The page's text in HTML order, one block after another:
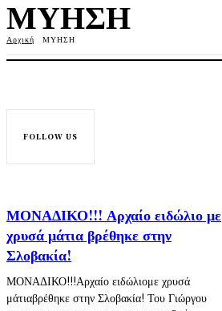
ΜΥΗΣΗ
Αρχική ΜΥΗΣΗ
ΜΟΝΑΔΙΚΟ!!! Αρχαίο ειδώλιο με
χρυσά μάτια βρέθηκε στην
Σλοβακία!
ΜΟΝΑΔΙΚΟ!!!Αρχαίο ειδώλιομε χρυσά
μάτιαβρέθηκε στην Σλοβακία! Του Γιώργου
FOLLOW US